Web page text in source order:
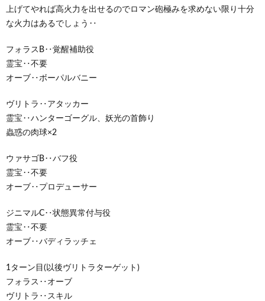
上げてやれば高火力を出せるのでロマン砲極みを求めない限り十分
な火力はあるでしょう‥
フォラスB‥覚醒補助役
霊宝‥不要
オーブ‥ボーパルバニー
ヴリトラ‥アタッカー
霊宝‥ハンターゴーグル、妖光の首飾り
蟲惑の肉球×2
ウァサゴB‥バフ役
霊宝‥不要
オーブ‥プロデューサー
ジニマルC‥状態異常付与役
霊宝‥不要
オーブ‥バディラッチェ
1ターン目(以後ヴリトラターゲット)
フォラス‥オーブ
ヴリトラ‥スキル